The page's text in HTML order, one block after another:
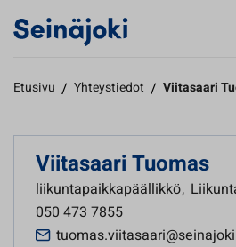
Etusivu / Yhteystiedot / Viitasaari
Viitasaari Tuomas
liikuntapaikkapäällikkö,
050 473 7855